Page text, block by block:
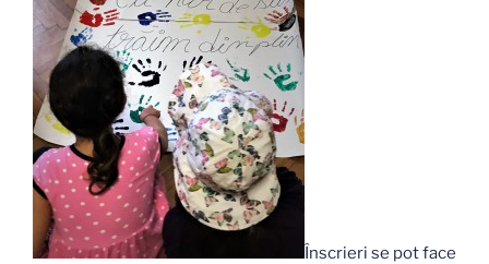
Formativ,
2018-
2019
semestrul
II”
Înscrieri se pot face